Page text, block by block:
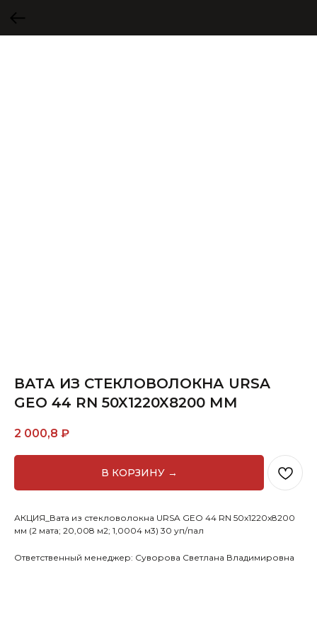
ВАТА ИЗ СТЕКЛОВОЛОКНА URSA
GEO 44 RN 50X1220X8200 ММ
2 000,8 ₽
В КОРЗИНУ →
АКЦИЯ_Вата из стекловолокна URSA GEO 44 RN 50x1220x8200
мм (2 мата; 20,008 м2; 1,0004 м3) 30 уп/пал
Ответственный менеджер: Суворова Светлана Владимировна